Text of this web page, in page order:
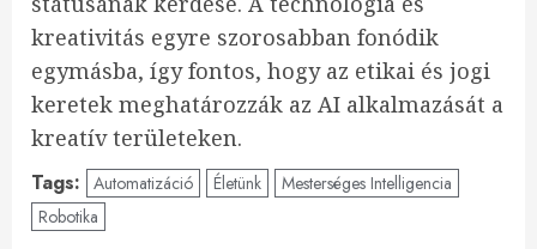
kreativitás egyre szorosabban fonódik
egymásba, így fontos, hogy az etikai és jogi
keretek meghatározzák az AI alkalmazását a
kreatív területeken.
Tags: Automatizáció Életünk
Mesterséges Intelligencia
Robotika